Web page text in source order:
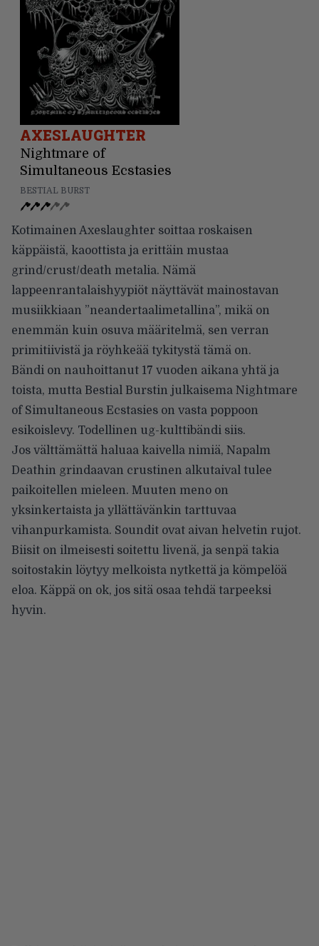
AXESLAUGHTER
Nightmare of
Simultaneous Ecstasies
BESTIAL BURST
Kotimainen Axeslaughter soittaa roskaisen
käppäistä, kaoottista ja erittäin mustaa
grind/crust/death metalia. Nämä
lappeenrantalaishyypiöt näyttävät mainostavan
musiikkiaan ”neandertaalimetallina”, mikä on
enemmän kuin osuva määritelmä, sen verran
primitiivistä ja röyhkeää tykitystä tämä on.
Bändi on nauhoittanut 17 vuoden aikana yhtä ja
toista, mutta Bestial Burstin julkaisema Nightmare
of Simultaneous Ecstasies on vasta poppoon
esikoislevy. Todellinen ug-kulttibändi siis.
Jos välttämättä haluaa kaivella nimiä, Napalm
Deathin grindaavan crustinen alkutaival tulee
paikoitellen mieleen. Muuten meno on
yksinkertaista ja yllättävänkin tarttuvaa
vihanpurkamista. Soundit ovat aivan helvetin rujot.
Biisit on ilmeisesti soitettu livenä, ja senpä takia
soitostakin löytyy melkoista nytkettä ja kömpelöä
eloa. Käppä on ok, jos sitä osaa tehdä tarpeeksi
hyvin.